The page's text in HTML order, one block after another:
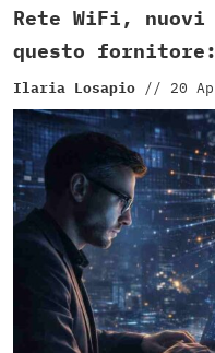
Rete WiFi, nuovi
questo
Ilaria Losapio // 20